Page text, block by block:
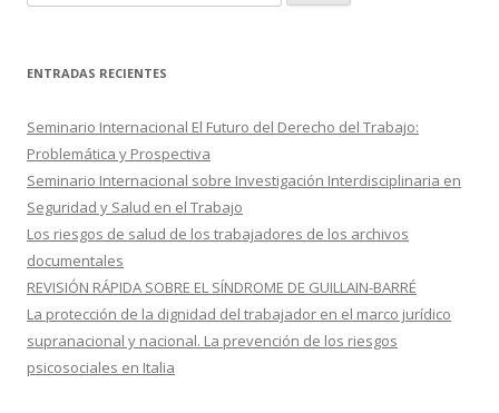
u
c
r
:
ENTRADAS RECIENTES
Seminario Internacional El Futuro del Derecho del Trabajo:
Problemática y Prospectiva
Seminario Internacional sobre Investigación Interdisciplinaria en
Seguridad y Salud en el Trabajo
Los riesgos de salud de los trabajadores de los archivos
documentales
REVISIÓN RÁPIDA SOBRE EL SÍNDROME DE GUILLAIN-BARRÉ
La protección de la dignidad del trabajador en el marco jurídico
supranacional y nacional. La prevención de los riesgos
psicosociales en Italia